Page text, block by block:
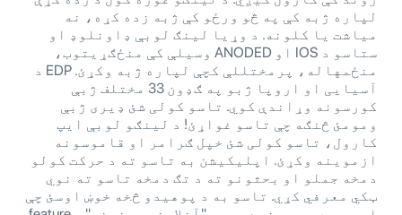
لپاره ژبه کې په څو ورځو کې ژبه زده کړه، نه
میاشت یا کلونه. د وړیا لینګ لوبې ډاونلوډ او
ستاسو د IOS او ANODED وسیلې کې منځګړیتوب،
منځمهاله، پرمختللې کچې لپاره ژبه وکړئ. EDP ​​د
آسیایی او اروپا ژبو په ګډون 33 مختلف ژبې
کورسونه وړاندې کوي. تاسو کولی شئ ډیری ژبې
ومومئ څنګه چې تاسو غواړئ! د لینګو لوبې ایپ
کارول، تاسو کولی شئ خپل ګرامر او قاموسونه
ازموینه وکړئ. اپلیکیشن به تاسو ته د حرکت کولو
دمخه جملو او بحثونو ته د تګ دمخه تاسو ته نوي
ټکي معرفي کړي. تاسو به د پوهیدو څخه خوښ اوسئ چې